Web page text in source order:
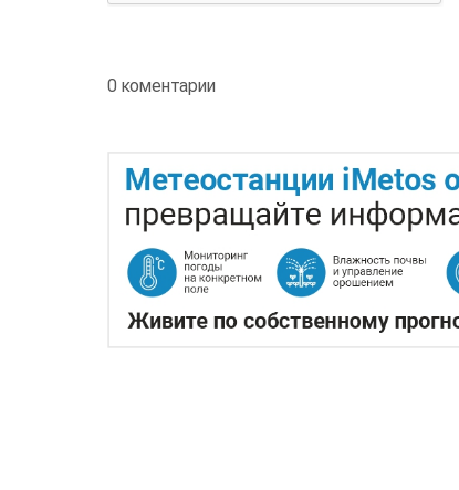
0 коментарии